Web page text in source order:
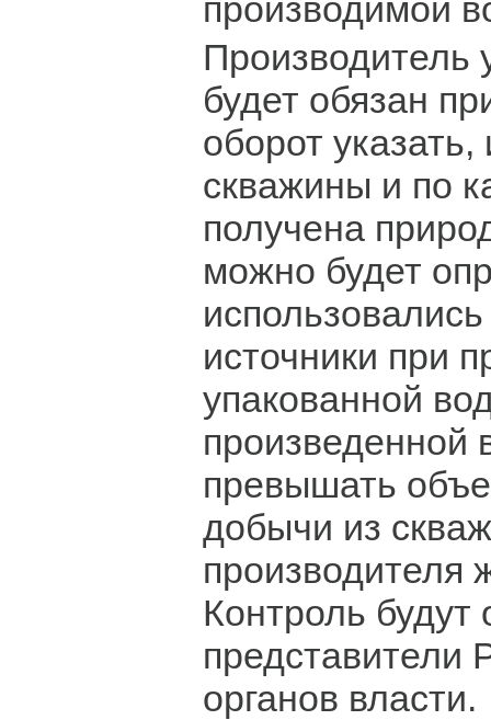
производимой
Производитель
будет обязан
оборот указать,
скважины и по
получена
можно будет
источники при
упакованной
произведенной
превышать
добычи из
производителя
Контроль будут
представители
органов власти.